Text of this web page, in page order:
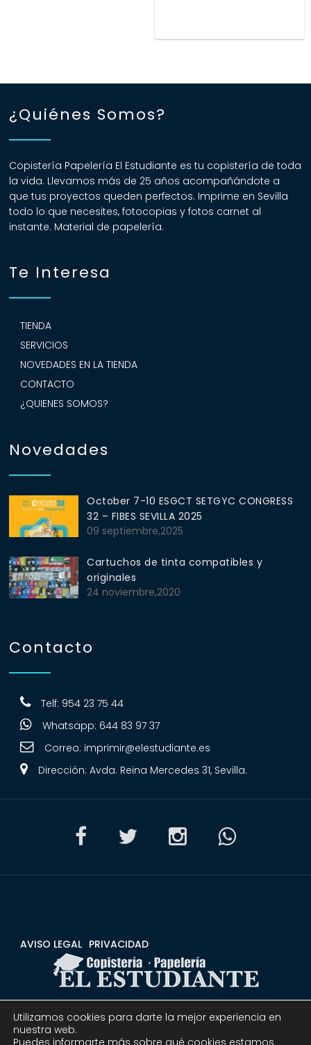
¿Quiénes Somos?
Copistería Papelería El Estudiante es tu copistería de toda
la vida. Llevamos más de 25 años acompañándote a
que tus proyectos queden perfectos. Imprime en Sevilla
todo lo que necesites, fotocopias y fotos carnet al
instante. Material de papelería.
Te Interesa
TIENDA
SERVICIOS
NOVEDADES EN LA TIENDA
CONTACTO
¿QUIENES SOMOS?
Novedades
October 7-10 ESGCT SETGYC CONGRESS
32 – FIBES SEVILLA 2025
09 septiembre,2025
Cartuchos de tinta compatibles y
originales
24 noviembre,2020
Contacto
Telf: 954 23 75 44
Whatsapp: 644 83 97 37
Correo: imprimir@elestudiante.es
Dirección: Avda. Reina Mercedes 31, Sevilla.
AVISO LEGAL PRIVACIDAD
CONDICIONES DEVOLUCIONES Y REEMBOLSOS
Utilizamos cookies para darte la mejor experiencia en
nuestra web.
Puedes informarte más sobre qué cookies estamos